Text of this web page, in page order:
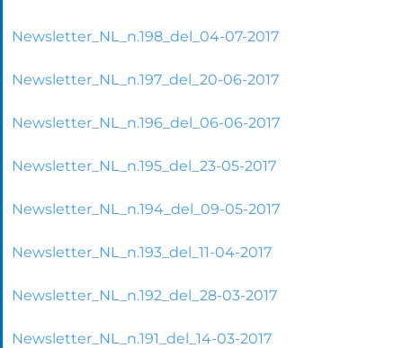
Newsletter_NL_n.198_del_04-07-2017
Newsletter_NL_n.197_del_20-06-2017
Newsletter_NL_n.196_del_06-06-2017
Newsletter_NL_n.195_del_23-05-2017
Newsletter_NL_n.194_del_09-05-2017
Newsletter_NL_n.193_del_11-04-2017
Newsletter_NL_n.192_del_28-03-2017
Newsletter_NL_n.191_del_14-03-2017